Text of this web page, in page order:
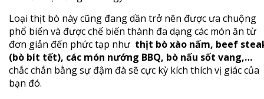
Loại thịt bò này cũng đang dần trở nên được ưa chuộng
phổ biến và được chế biến thành đa dạng các món ăn từ
đơn giản đến phức tạp như thịt bò xào nấm, beef
(bò bít tết), các món nướng BBQ, bò nấu sốt vang,…
chắc chắn bằng sự đậm đà sẽ cực kỳ kích thích vị giác của
bạn đó.